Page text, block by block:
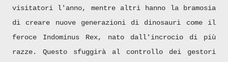
visitatori l'anno, mentre altri hanno la bramosia
di creare nuove generazioni di dinosauri come il
feroce Indominus Rex, nato dall'incrocio di più
razze. Questo sfuggirà al controllo dei gestori